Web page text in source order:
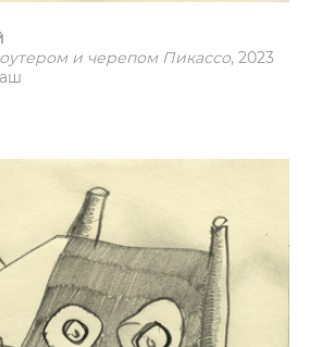
и черепом Пикассо, 2023